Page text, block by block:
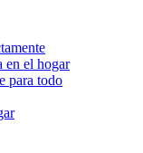
en el hogar
para todo